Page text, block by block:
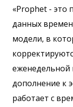
«Prophet - это
данных
модели, в
еженедельной
дополнение к
работает с